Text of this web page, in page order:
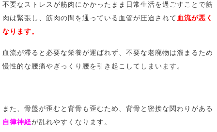
不要なストレスが筋肉にかかったまま日常生活を過ごすことで筋
肉は緊張し、筋肉の間を通っている血管が圧迫されて血流が悪く
なります。
血流が滞ると必要な栄養が運ばれず、不要な老廃物は溜まるため
慢性的な腰痛やぎっくり腰を引き起こしてしまいます。
また、骨盤が歪むと背骨も歪むため、 背骨と密接な関わりがある
自律神経が乱れやすくなります。